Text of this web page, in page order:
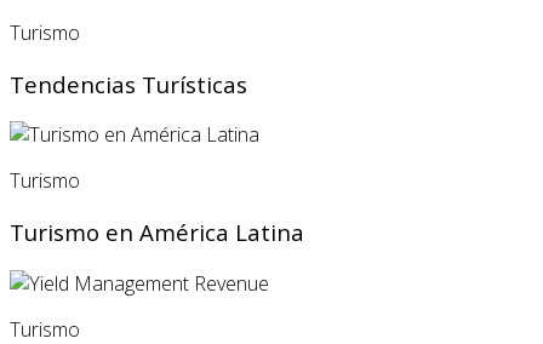
Turismo
Tendencias Turísticas
Turismo
Turismo en América Latina
Turismo